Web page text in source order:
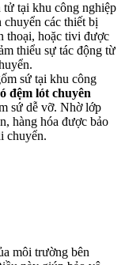
tại khu công nghiệp
các thiết bị
thoại, hoặc tivi được
thiểu sự tác động từ
sứ tại khu công
đệm lót chuyên
sứ dễ vỡ. Nhờ lớp
hàng hóa được bảo
chuyển.
môi trường bên